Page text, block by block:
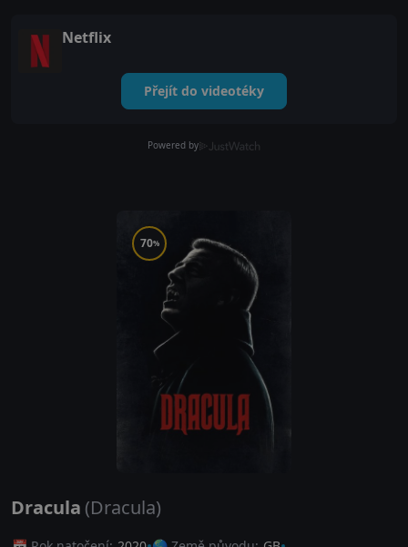
Netflix
Přejít do videotéky
Powered by
70%
Dracula (Dracula)